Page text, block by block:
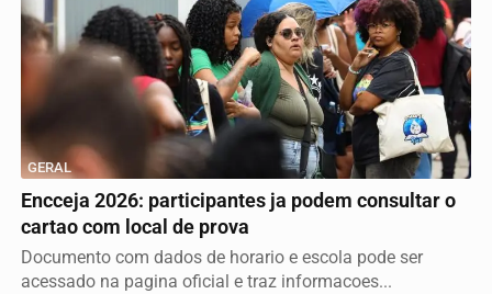
GERAL
Encceja 2026: participantes ja podem consultar o
cartao com local de prova
Documento com dados de horario e escola pode ser
acessado na pagina oficial e traz informacoes...